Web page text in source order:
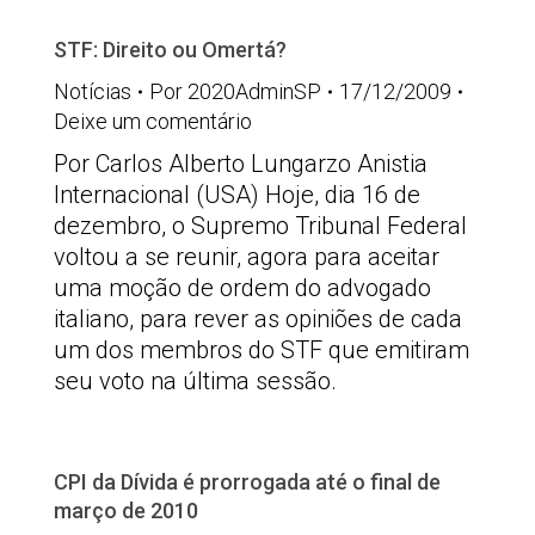
STF: Direito ou Omertá?
Notícias
Por 2020AdminSP
17/12/2009
Deixe um comentário
Por Carlos Alberto Lungarzo Anistia
Internacional (USA) Hoje, dia 16 de
dezembro, o Supremo Tribunal Federal
voltou a se reunir, agora para aceitar
uma moção de ordem do advogado
italiano, para rever as opiniões de cada
um dos membros do STF que emitiram
seu voto na última sessão.
CPI da Dívida é prorrogada até o final de
março de 2010